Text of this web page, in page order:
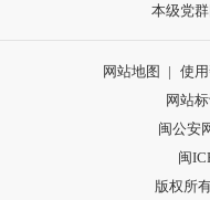
本级党
网站地图 | 使
网站
闽公安
闽
版权所